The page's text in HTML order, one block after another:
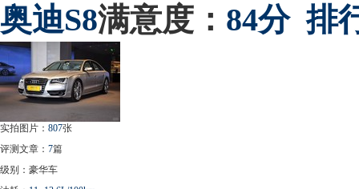
奥迪S8满意度： 84分 排
实拍图片： 807张
评测文章： 7篇
级别：豪华车